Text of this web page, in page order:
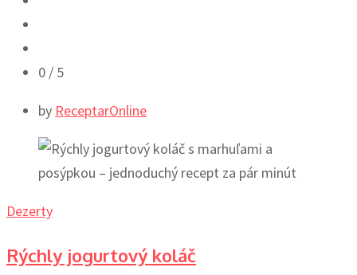
0 / 5
by ReceptarOnline
Dezerty
Rýchly jogurtový koláč